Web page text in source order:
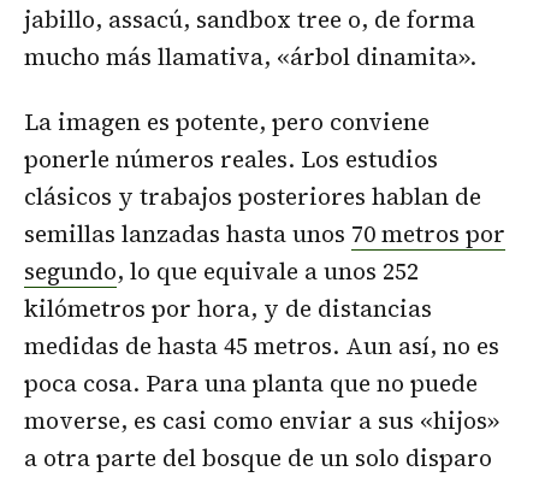
jabillo, assacú, sandbox tree o, de forma
mucho más llamativa, «árbol dinamita».
La imagen es potente, pero conviene
ponerle números reales. Los estudios
clásicos y trabajos posteriores hablan de
semillas lanzadas hasta unos 70 metros por
segundo, lo que equivale a unos 252
kilómetros por hora, y de distancias
medidas de hasta 45 metros. Aun así, no es
poca cosa. Para una planta que no puede
moverse, es casi como enviar a sus «hijos»
a otra parte del bosque de un solo disparo